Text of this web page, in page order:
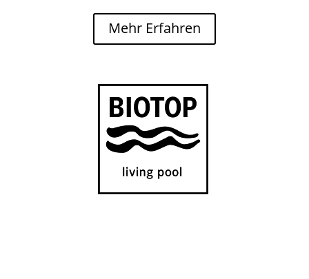
Mehr Erfahren